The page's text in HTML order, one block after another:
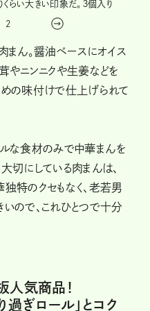
らい大きい印象だ。３個入り
2
ん。醤油ベースにオイス
やニンニクや生姜などを
めの味付けで仕上げられて
ルな食材のみで中華まんを
切にしている肉まんは、
特のクセもなく、老若男
ので、これひとつで十分
人気商品！
過ぎロール」とコク